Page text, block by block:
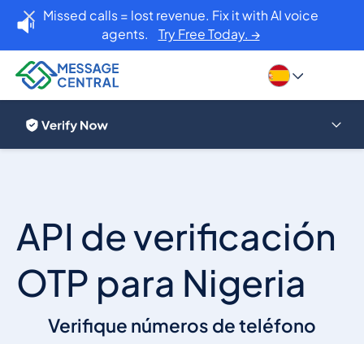
Missed calls = lost revenue. Fix it with AI voice
agents. Try Free Today. →
API de verificación
OTP para Nigeria
Verifique números de teléfono